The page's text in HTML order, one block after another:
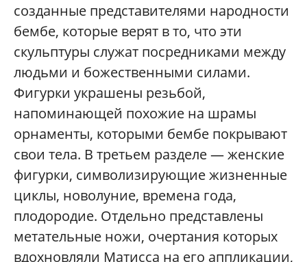
созданные представителями народности
бембе, которые верят в то, что эти
скульптуры служат посредниками между
людьми и божественными силами.
Фигурки украшены резьбой,
напоминающей похожие на шрамы
орнаменты, которыми бембе покрывают
свои тела. В третьем разделе — женские
фигурки, символизирующие жизненные
циклы, новолуние, времена года,
плодородие. Отдельно представлены
метательные ножи, очертания которых
вдохновляли Матисса на его аппликации,